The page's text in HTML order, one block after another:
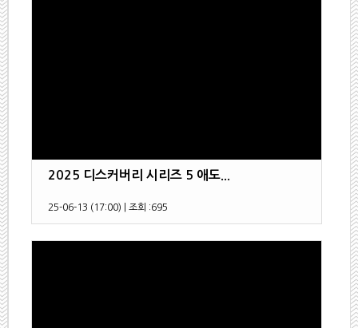
2025 디스커버리 시리즈 5 애도...
25-06-13 (17:00) 조회 :695